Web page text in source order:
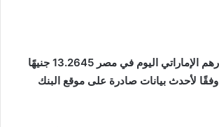
بينما سجل سعر الدرهم الإماراتي اليوم في مصر 13.2645 جنيهًا
للشراء، و13.3031 وفقًا لأحدث بيانات صادرة على موقع البنك